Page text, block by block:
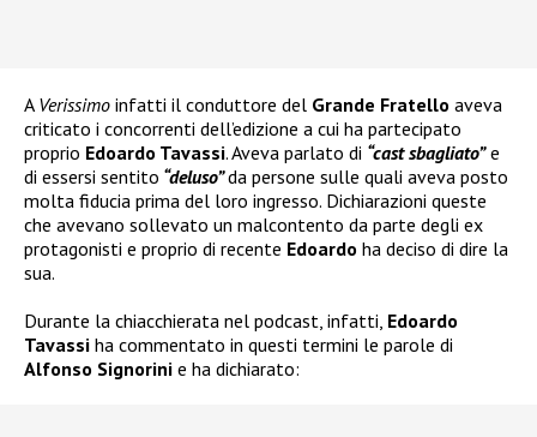
A Verissimo infatti il conduttore del Grande Fratello aveva
criticato i concorrenti dell’edizione a cui ha partecipato
proprio Edoardo Tavassi. Aveva parlato di “cast sbagliato”e
di essersi sentito “deluso”da persone sulle quali aveva posto
molta fiducia prima del loro ingresso. Dichiarazioni queste
che avevano sollevato un malcontento da parte degli ex
protagonisti e proprio di recente Edoardo ha deciso di dire la
sua.
Durante la chiacchierata nel podcast, infatti, Edoardo
Tavassi ha commentato in questi termini le parole di
Alfonso Signorini e ha dichiarato: